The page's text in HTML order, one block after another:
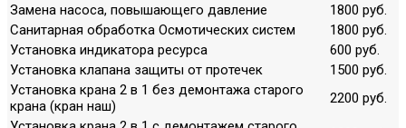
Замена насоса, повышающего давление
1800 руб.
Санитарная обработка Осмотических систем
1800 руб.
Установка индикатора ресурса
600 руб.
Установка клапана защиты от протечек
1500 руб.
Установка крана 2 в 1 без демонтажа старого
крана (кран наш)
2200 руб.